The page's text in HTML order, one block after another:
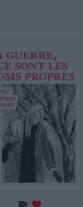
En stock